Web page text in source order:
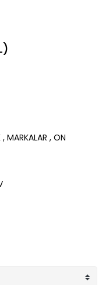
,MARKALAR ,ON